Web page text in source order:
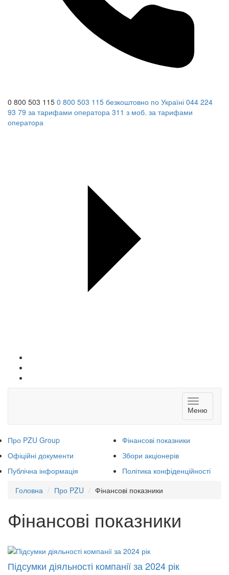
0 800 503 115 0 800 503 115 безкоштовно по Україні 044 224
93 79 за тарифами оператора 311 з моб. за тарифами
оператора
Toggle
Меню
Про PZU Group
Фінансові показники
Офіційні документи
Збори акціонерів
Публічна інформація
Політика конфіденційності
Головна
Про PZU Фінансові показники
Фінансові показники
Підсумки діяльності компанії за 2024 рік